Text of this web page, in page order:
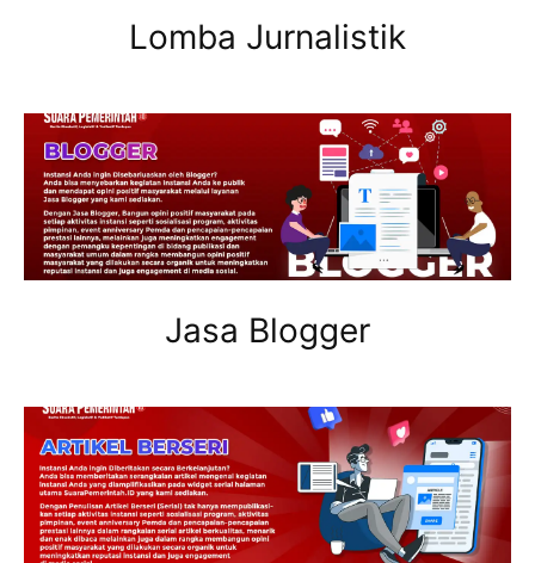
Lomba Jurnalistik
Jasa Blogger